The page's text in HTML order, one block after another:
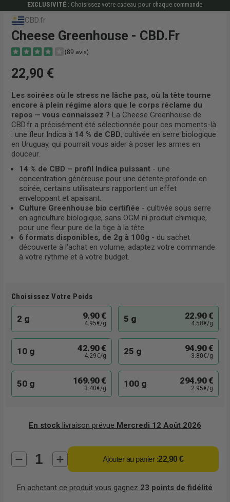
EXCLUSIVITÉ : Choisissez votre cadeau pour chaque commande
CBD.fr
Cheese Greenhouse - CBD.fr
(89 avis)
22,90 €
Les soirées où le stress ne lâche pas, où la tête tourne
encore à plein régime alors que le corps réclame du
repos — vous connaissez ? La Cheese Greenhouse de
CBD.fr a précisément été sélectionnée pour ces moments-là
: une fleur Indica à 14 % de CBD, cultivée en serre biologique
en Uruguay, qui pourrait vous aider à poser les armes en
douceur.
14 % de CBD – profil Indica puissant- une
concentration généreuse pour une détente profonde en
soirée, certains utilisateurs rapportent un effet
enveloppant et apaisant.
Culture Greenhouse bio certifiée - cultivée sous serre
en agriculture biologique, sans OGM ni produit chimique,
pour une fleur pure de la tige à la tête.
6 formats disponibles, de 2g à 100g - du sachet
découverte à l'achat en volume, adaptez votre commande
à votre rythme et à votre budget.
Choisissez Votre Poids
2 g 9.90 €
4.95€/g 5 g 22.90 €
4.58€/g
10 g 42.90 €
4.29€/g 25 g 94.90 €
3.80€/g
50 g 169.90 €
3.40€/g 100 g 294.90 €
2.95€/g
En stocklivraison prévue Mercredi 12 Août 2026
Ajouter au panier :22,90 €
En achetant ce produit vous gagnez 23 points de fidélité